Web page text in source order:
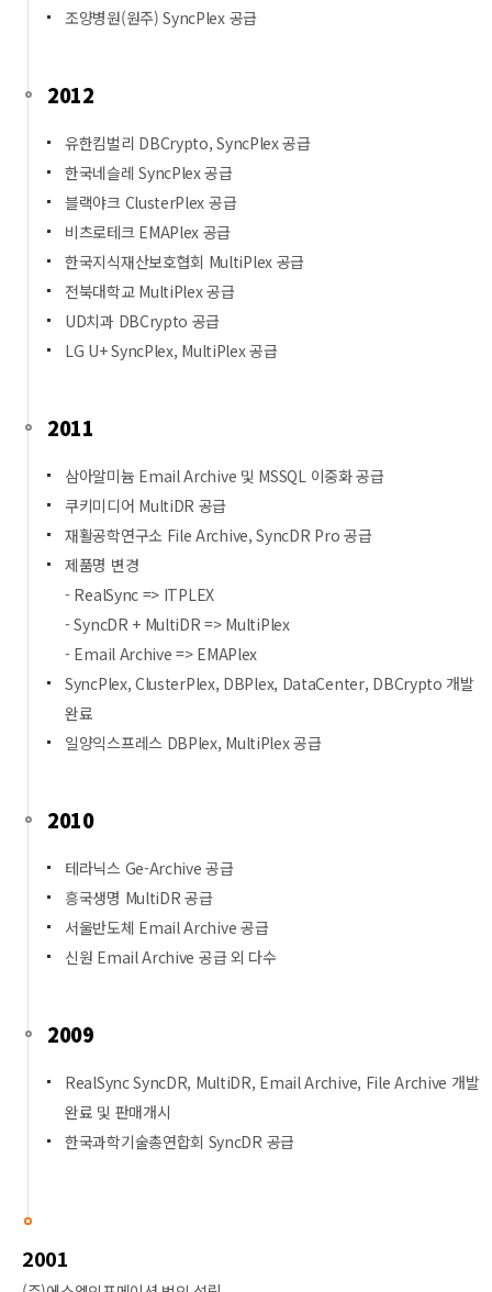
조양병원(원주) SyncPlex 공급
2012
유한킴벌리 DBCrypto, SyncPlex 공급
한국네슬레 SyncPlex 공급
블랙야크 ClusterPlex 공급
비츠로테크 EMAPlex 공급
한국지식재산보호협회 MultiPlex 공급
전북대학교 MultiPlex 공급
UD치과 DBCrypto 공급
LG U+ SyncPlex, MultiPlex 공급
2011
삼아알미늄 Email Archive 및 MSSQL 이중화 공급
쿠키미디어 MultiDR 공급
재활공학연구소 File Archive, SyncDR Pro 공급
제품명 변경
- RealSync => ITPLEX
- SyncDR + MultiDR => MultiPlex
- Email Archive => EMAPlex
SyncPlex, ClusterPlex, DBPlex, DataCenter, DBCrypto 개발
완료
일양익스프레스 DBPlex, MultiPlex 공급
2010
테라닉스 Ge-Archive 공급
흥국생명 MultiDR 공급
서울반도체 Email Archive 공급
신원 Email Archive 공급 외 다수
2009
RealSync SyncDR, MultiDR, Email Archive, File Archive 개발
완료 및 판매개시
한국과학기술총연합회 SyncDR 공급
2001